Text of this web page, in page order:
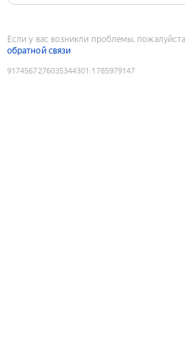
Если у вас возникли проблемы,
обратной связи
9174567276035344301 :1785979147